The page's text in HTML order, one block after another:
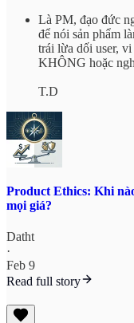
Là PM, đạo đức
để nói sản phẩm
trái lừa dối user,
KHÔNG hoặc
T.D
Product Ethics: Khi
mọi giá?
Datht
·
Feb 9
Read full story